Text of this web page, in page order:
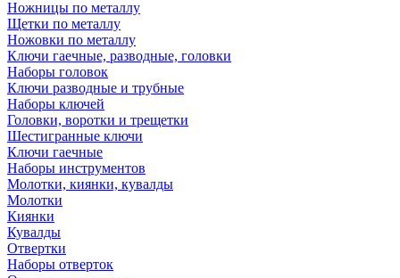
Ножницы по металлу
Щетки по металлу
Ножовки по металлу
Ключи гаечные, разводные, головки
Наборы головок
Ключи разводные и трубные
Наборы ключей
Головки, воротки и трещетки
Шестигранные ключи
Ключи гаечные
Наборы инструментов
Молотки, киянки, кувалды
Молотки
Киянки
Кувалды
Отвертки
Наборы отверток